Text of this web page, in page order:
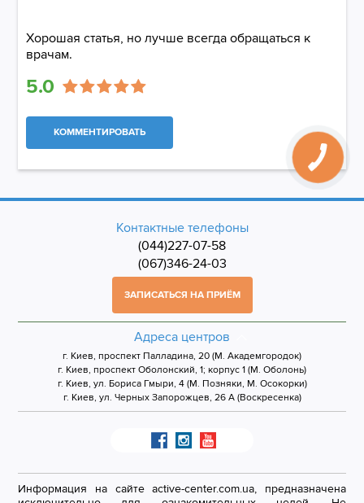
Хорошая статья, но лучше всегда обращаться к
врачам.
5.0
КОММЕНТИРОВАТЬ
Контактные телефоны
(044)227-07-58
(067)346-24-03
ЗАПИСАТЬСЯ НА ПРИЁМ
Адреса центров
г. Киев, проспект Палладина, 20 (М. Академгородок)
г. Киев, проспект Оболонский, 1; корпус 1 (М. Оболонь)
г. Киев, ул. Бориса Гмыри, 4 (М. Позняки, М. Осокорки)
г. Киев, ул. Черных Запорожцев, 26 А (Воскресенка)
Информация на сайте active-center.com.ua, предназначена